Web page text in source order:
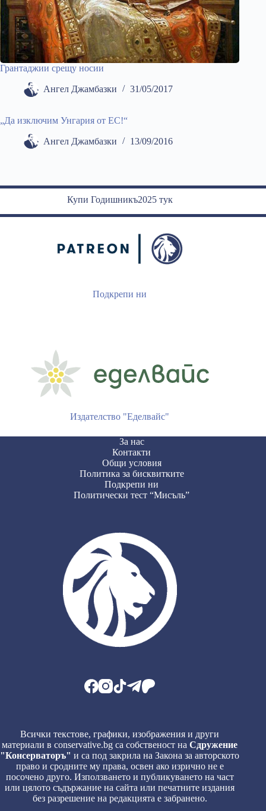
Грантаджии срещу носии
Ангел Джамбазки 31/05/2017
„Да изключим Унгария от ЕС!“
Ангел Джамбазки 13/09/2016
Купи Годишникъ2025 тук
Подкрепи ни
Издателство "Еделвайс"
За нас
Контакти
Общи условия
Политика за бисквитките
Подкрепи ни
Политически тест “Мисъль”
Всички текстове, графики, изображения и други
материали в conservative.bg са собственост наСдружение
"Консерваторъ" и са под закрила на Закона за авторското
право и сродните му права, освен ако изрично не е
посочено друго. Използването и публикуването на част
или цялото съдържание на сайта или печатните издания
без разрешение на редакцията е забранено.